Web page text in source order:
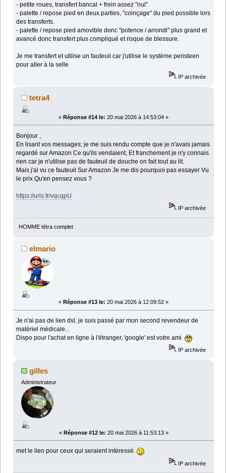
- petite roues, transfert bancal + frein assez "nul".
- palette / repose pied en deux parties, "coinçage" du pied possible lors
des transferts.
- palette / repose pied amovible donc "potence / arrondi" plus grand et
avancé donc transfert plus compliqué et risque de blessure.
Je me transfert et utilise un fauteuil car j'utilise le système peristeen
pour aller à la selle
IP archivée
tetra4
« Réponse #14 le: 20 mai 2026 à 14:53:04 »
Bonjour ,
En lisant vos messages; je me suis rendu compte que je n'avais jamais
regardé sur Amazon Ce qu'ils vendaient, Et franchement je n'y connais
rien car je n'utilise pas de fauteuil de douche on fait tout au lit.
Mais j'ai vu ce fauteuil Sur Amazon Je me dis pourquoi pas essayer Vu
le prix Qu'en pensez vous ?
https://urls.fr/vqcqpU
IP archivée
HOMME tétra complet
elmario
« Réponse #13 le: 20 mai 2026 à 12:09:52 »
Je n'ai pas de lien dsl, je suis passé par mon second revendeur de
matériel médicale...
Dispo pour l'achat en ligne à l'étranger, 'google' est votre ami
IP archivée
gilles
Administrateur
« Réponse #12 le: 20 mai 2026 à 11:53:13 »
met le lien pour ceux qui seraient intéressé.
IP archivée